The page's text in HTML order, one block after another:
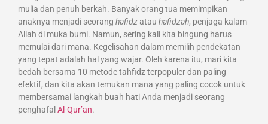
mulia dan penuh berkah. Banyak orang tua memimpikan
anaknya menjadi seorang hafidzatau hafidzah, penjaga kalam
Allah di muka bumi. Namun, sering kali kita bingung harus
memulai dari mana. Kegelisahan dalam memilih pendekatan
yang tepat adalah hal yang wajar. Oleh karena itu, mari kita
bedah bersama 10 metode tahfidz terpopuler dan paling
efektif, dan kita akan temukan mana yang paling cocok untuk
membersamai langkah buah hati Anda menjadi seorang
penghafal Al-Qur’an.